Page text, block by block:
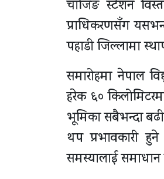
चार्जिङ स्टेशन
प्राधिकरणसँग
पहाडी जिल्लामा
समारोहमा नेपाल
हरेक ६०
भूमिका सबैभन्दा
थप प्रभावकारी हुने
समस्यालाई समाधान